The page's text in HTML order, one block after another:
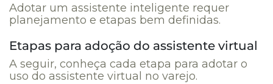
Adotar um assistente inteligente requer
planejamento e etapas bem definidas.
Etapas para adoção do assistente virtual
A seguir, conheça cada etapa para adotar o
uso do assistente virtual no varejo.